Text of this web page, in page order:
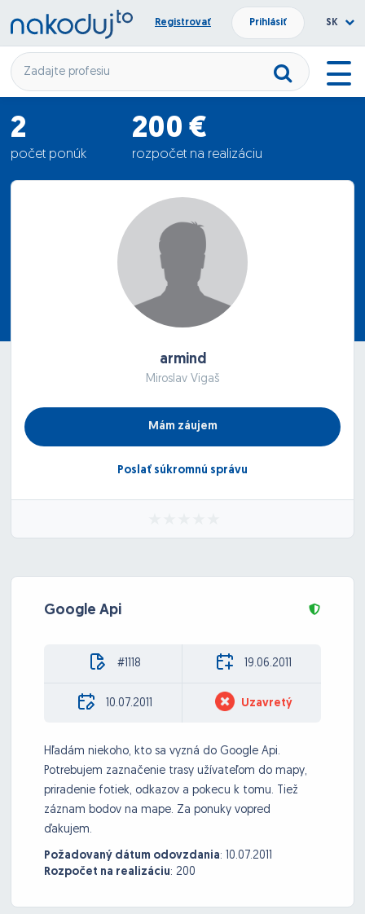
Registrovať Prihlásiť SK
2
počet ponúk
200 €
rozpočet na realizáciu
275 €
armind
Miroslav Vigaš
Mám záujem
Poslať súkromnú správu
Google Api
#1118 19.06.2011
10.07.2011 Uzavretý
Hľadám niekoho, kto sa vyzná do Google Api.
Potrebujem zaznačenie trasy užívateľom do mapy,
priradenie fotiek, odkazov a pokecu k tomu. Tiež
záznam bodov na mape. Za ponuky vopred
ďakujem.
Požadovaný dátum odovzdania: 10.07.2011
Rozpočet na realizáciu: 200